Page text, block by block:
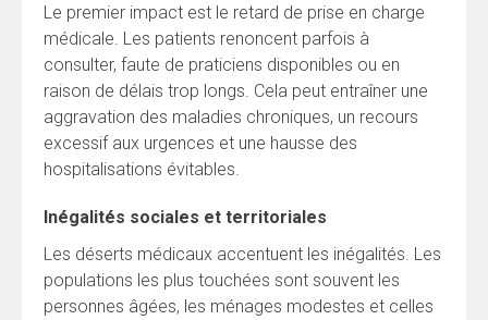
Le premier impact est le retard de prise en charge
médicale. Les patients renoncent parfois à
consulter, faute de praticiens disponibles ou en
raison de délais trop longs. Cela peut entraîner une
aggravation des maladies chroniques, un recours
excessif aux urgences et une hausse des
hospitalisations évitables.
Inégalités sociales et territoriales
Les déserts médicaux accentuent les inégalités. Les
populations les plus touchées sont souvent les
personnes âgées, les ménages modestes et celles